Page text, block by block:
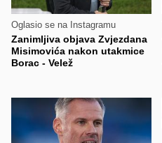
Oglasio se na Instagramu
Zanimljiva objava Zvjezdana
Misimovića nakon utakmice
Borac - Velež